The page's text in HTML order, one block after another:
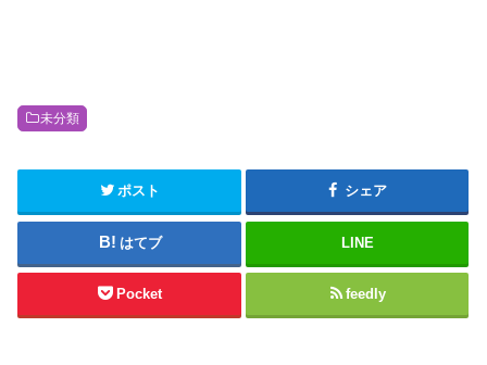
未分類
ポスト シェア
はてブ LINE
Pocket feedly